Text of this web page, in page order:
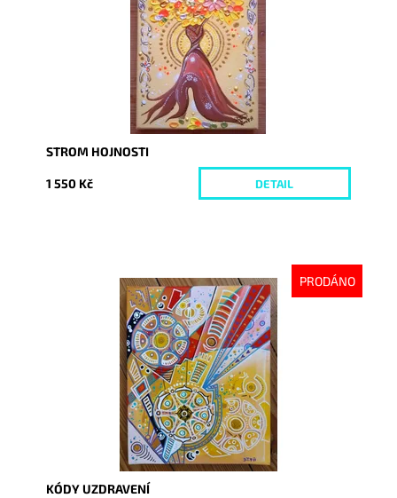
STROM HOJNOSTI
1 550 Kč DETAIL
PRODÁNO
Vyprodáno
4532
KÓDY UZDRAVENÍ